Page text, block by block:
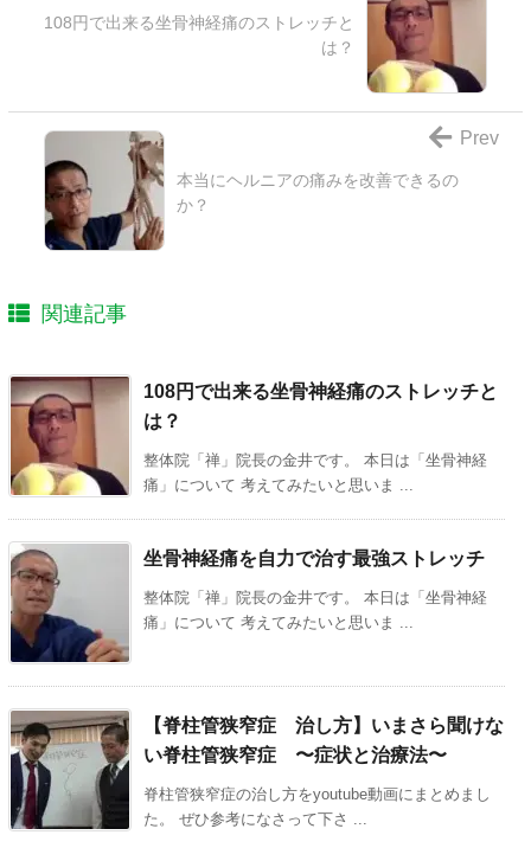
108円で出来る坐骨神経痛のストレッチと
は？
本当にヘルニアの痛みを改善できるの
か？
Prev
関連記事
108円で出来る坐骨神経痛のストレッチと
は？
整体院「禅」院長の金井です。 本日は「坐骨神経
痛」について 考えてみたいと思いま ...
坐骨神経痛を自力で治す最強ストレッチ
整体院「禅」院長の金井です。 本日は「坐骨神経
痛」について 考えてみたいと思いま ...
【脊柱管狭窄症 治し方】いまさら聞けな
い脊柱管狭窄症 〜症状と治療法〜
脊柱管狭窄症の治し方をyoutube動画にまとめまし
た。 ぜひ参考になさって下さ ...